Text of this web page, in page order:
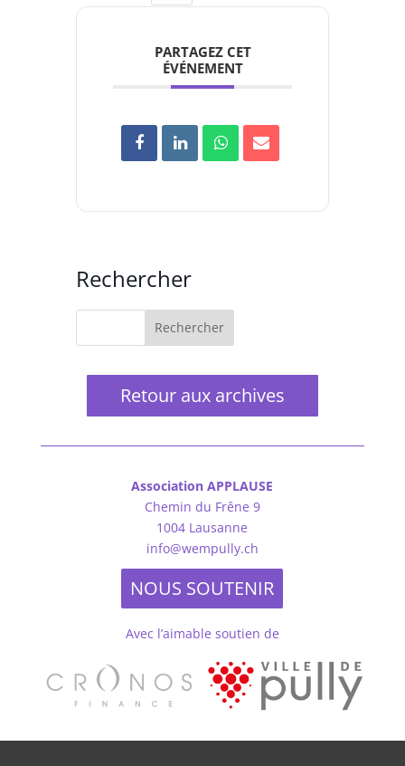
PARTAGEZ CET
ÉVÉNEMENT
Rechercher
Retour aux archives
Association APPLAUSE
Chemin du Frêne 9
1004 Lausanne
info@wempully.ch
NOUS SOUTENIR
Avec l’aimable soutien de